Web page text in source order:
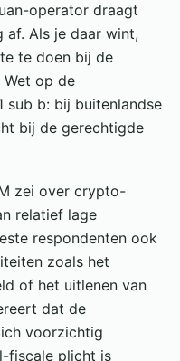
operator draagt
af. Als je daar wint,
te doen bij de
op de
sub b: bij buitenlandse
bij de gerechtigde
zei over crypto-
relatief lage
respondenten ook
zoals het
of het uitlenen van
dat de
voorzichtig
fiscale plicht is